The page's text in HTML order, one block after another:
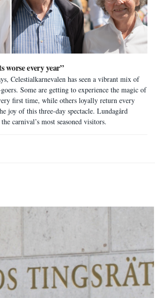
worse every year”
Celestialkarnevalen has seen a vibrant mix of
Some are getting to experience the magic of
first time, while others loyally return every
joy of this three-day spectacle. Lundagård
carnival’s most seasoned visitors.